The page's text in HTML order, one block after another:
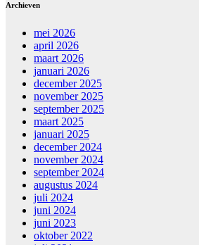
Archieven
mei 2026
april 2026
maart 2026
januari 2026
december 2025
november 2025
september 2025
maart 2025
januari 2025
december 2024
november 2024
september 2024
augustus 2024
juli 2024
juni 2024
juni 2023
oktober 2022